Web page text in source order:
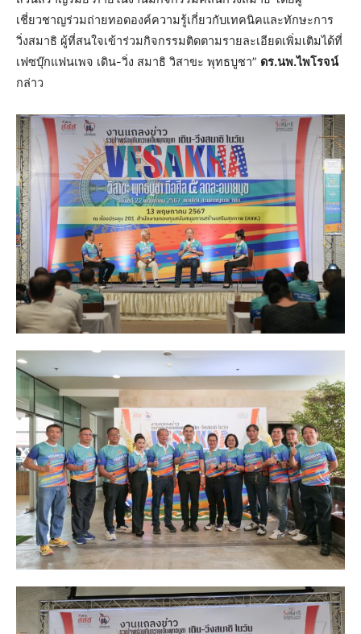
เชี่ยวชาญร่วมถ่ายทอดองค์ความรู้เกี่ยวกับเทคนิคและทักษะการ
วิ่งสมาธิ ผู้ที่สนใจเข้าร่วมกิจกรรมติดตามรายละเอียดเพิ่มเติมได้ที่
เฟซบุ๊กแฟนเพจ เดิน-วิ่ง สมาธิ วิสาขะ พุทธบูชา” ดร.นพ.ไพโรจน์
กล่าว